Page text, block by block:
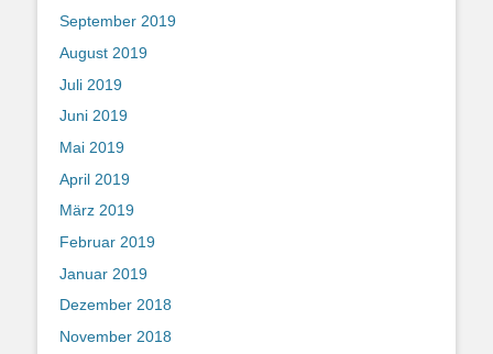
September 2019
August 2019
Juli 2019
Juni 2019
Mai 2019
April 2019
März 2019
Februar 2019
Januar 2019
Dezember 2018
November 2018